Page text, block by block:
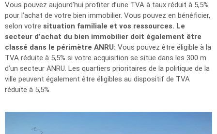
Vous pouvez aujourd’hui profiter d’une TVA à taux réduit à 5,5%
pour l’achat de votre bien immobilier. Vous pouvez en bénéficier,
selon votre situation familiale et vos ressources. Le
secteur d’achat du bien immobilier doit également être
classé dans le périmètre ANRU: Vous pouvez être éligible à la
TVA réduite à 5,5% si votre acquisition se situe dans les 300 m
d’un secteur ANRU. Les quartiers prioritaires de la politique de la
ville peuvent également être éligibles au dispositif de TVA
réduite à 5,5%.